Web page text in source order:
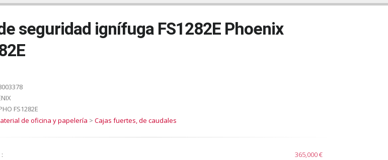
seguridad ignífuga FS1282E Phoenix
FS1282E
de oficina y papelería > Cajas fuertes, de caudales
365,000 €